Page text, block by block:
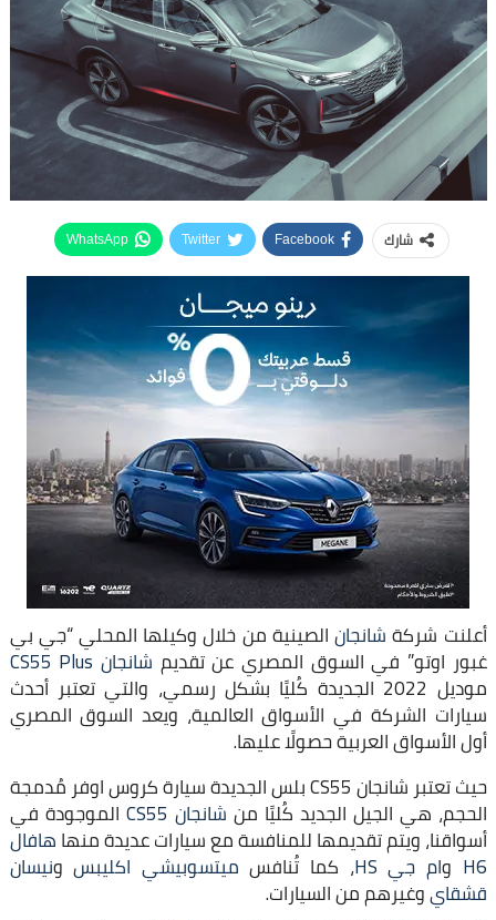
شارك Facebook
Twitter
WhatsApp
أعلنت شركةشانجانالصينية من خلال وكيلها المحلي “جي بي
غبور اوتو” في السوق المصري عن تقديم شانجان CS55 Plus
موديل 2022 الجديدة كُليًا بشكل رسمي، والتي تعتبر أحدث
سيارات الشركة في الأسواق العالمية، ويعد السوق المصري
أول الأسواق العربية حصولًا عليها.
حيث تعتبر شانجان CS55 بلس الجديدة سيارة كروس اوفر مُدمجة
الحجم، هي الجيل الجديد كُليًا من شانجان CS55 الموجودة في
أسواقنا، ويتم تقديمها للمنافسة مع سيارات عديدة منهاهافال
H6 وام جي HS ، كما تُنافس ميتسوبيشي اكليبسونيسان
قشقايوغيرهم من السيارات.